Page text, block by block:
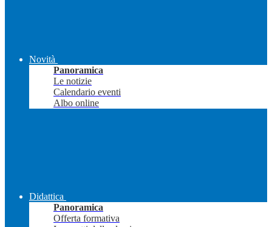
Novità
Panoramica
Le notizie
Calendario eventi
Albo online
Didattica
Panoramica
Offerta formativa